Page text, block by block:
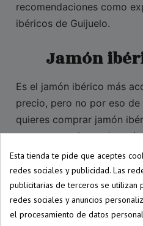
recomendaciones como
ibéricos de Guijuelo.
Jamón
Es el jamón ibérico más
precio, pero no por eso de
quieres comprar jamón
gastarte mucho, es la
jamón de precinto blanco
un jamón ibérico suave y
recomendamos para el
tiene una de las mejores
del mercado. La diferencia
Esta tienda te pide que aceptes
redes sociales y publicidad. Las
publicitarias de terceros se utilizan
redes sociales y anuncios
el procesamiento de datos